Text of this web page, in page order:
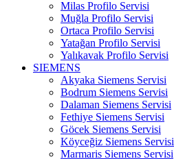
Milas Profilo Servisi
Muğla Profilo Servisi
Ortaca Profilo Servisi
Yatağan Profilo Servisi
Yalıkavak Profilo Servisi
SIEMENS
Akyaka Siemens Servisi
Bodrum Siemens Servisi
Dalaman Siemens Servisi
Fethiye Siemens Servisi
Göcek Siemens Servisi
Köyceğiz Siemens Servisi
Marmaris Siemens Servisi